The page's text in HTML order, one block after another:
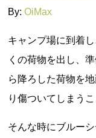
By:OiMax
キャンプ場に到着
くの荷物を出し、
ら降ろした荷物を
り傷ついてしまう
そんな時にブルー